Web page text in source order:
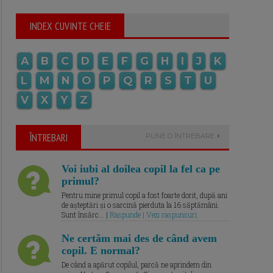
INDEX CUVINTE CHEIE
A B C D E F G H I J
K
L
M N O P Q R S T
U
V
X Y Z
ÎNTREBARI PUNE O ÎNTREBARE
Voi iubi al doilea copil la fel ca pe
primul?
Pentru mine primul copil a fost foarte dorit, după ani
de așteptări și o sarcină pierduta la 16 săptămâni.
Sunt însărc... | Raspunde | Vezi raspunsuri
Ne certăm mai des de când avem
copil. E normal?
De când a apărut copilul, parcă ne aprindem din